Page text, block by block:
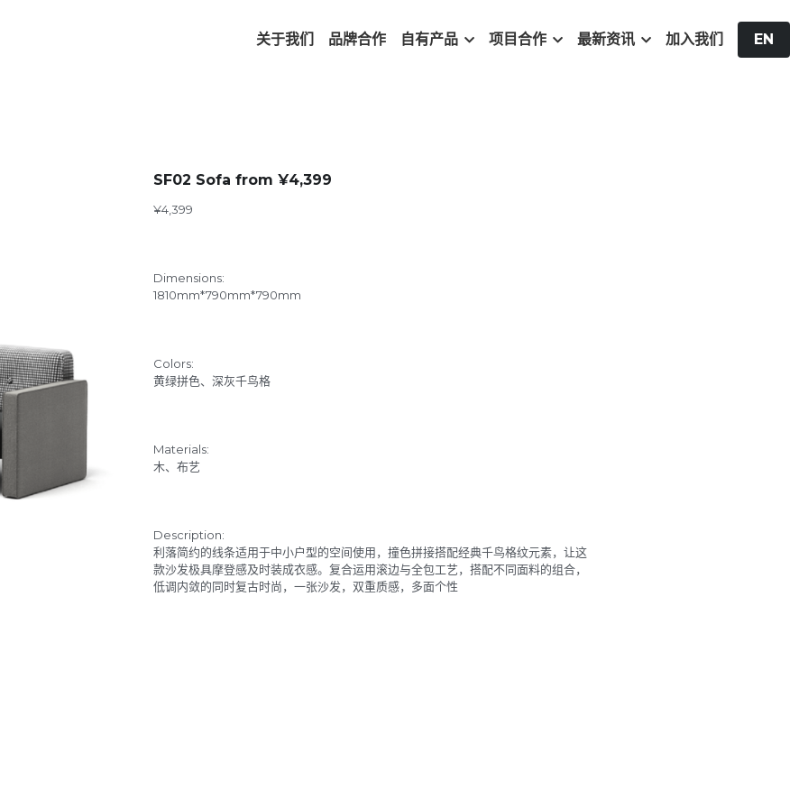
关于我们 品牌合作 自有产品 项目合作 最新资讯 加入我们 EN
SF02 Sofa from ¥4,399
¥4,399
Dimensions:
1810mm*790mm*790mm
Colors:
黄绿拼色、深灰千鸟格
Materials:
木、布艺
Description:
利落简约的线条适用于中小户型的空间使用，撞色拼接搭配经典千鸟格纹元素，让这
款沙发极具摩登感及时装成衣感。复合运用滚边与全包工艺，搭配不同面料的组合，
低调内敛的同时复古时尚，一张沙发，双重质感，多面个性